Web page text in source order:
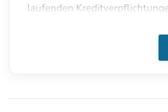
laufenden
Herausforderung. Aber es